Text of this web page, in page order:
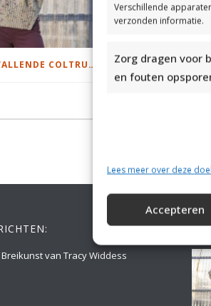
Verschillende
verzonden informatie.
Zorg dragen voor
en fouten
Lees meer over deze
Accepteren
MOOIE RUIMVALLENDE COLTRUI BREIEN
Breikunst van Tracy Widdess